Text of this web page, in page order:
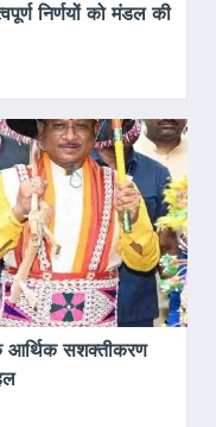
निर्णयों को मंडल की
सशक्तीकरण